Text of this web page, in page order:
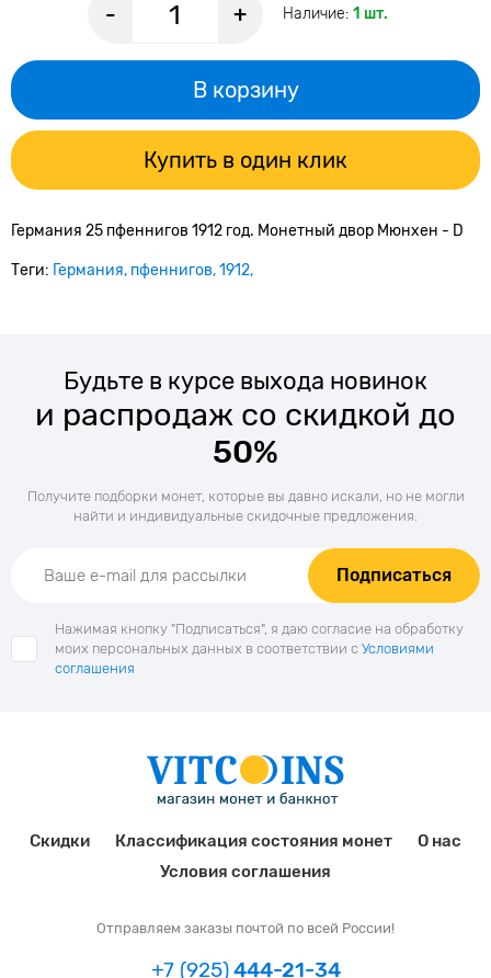
- + Наличие: 1 шт.
В корзину
Купить в один клик
Германия 25 пфеннигов 1912 год. Монетный двор Мюнхен - D
Теги: Германия пфеннигов 1912
Будьте в курсе выхода новинок
и распродаж со скидкой до
50%
Получите подборки монет, которые вы давно искали, но не могли
найти и индивидуальные скидочные предложения.
Подписаться
Нажимая кнопку "Подписаться", я даю согласие на обработку
моих персональных данных в соответствии с Условиями
соглашения
Скидки Классификация состояния монет
О нас
Условия соглашения
Отправляем заказы почтой по всей России!
+7 (925)444-21-34